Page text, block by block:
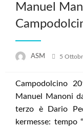
Manuel
ASM
Posted
5
Campodolcino
Manuel Manoni
terzo è Dario
kermesse: tempo